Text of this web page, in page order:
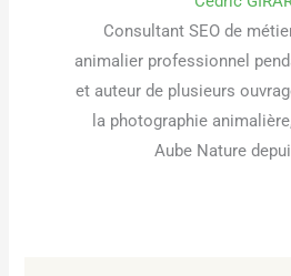
Consultant SEO de
animalier professionnel
et auteur de plusieurs
la photographie
Aube Nature